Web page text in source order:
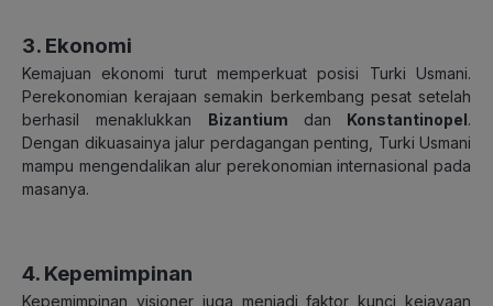
3. Ekonomi
Kemajuan ekonomi turut memperkuat posisi Turki Usmani.
Perekonomian kerajaan semakin berkembang pesat setelah
berhasil menaklukkan Bizantium dan Konstantinopel.
Dengan dikuasainya jalur perdagangan penting, Turki Usmani
mampu mengendalikan alur perekonomian internasional pada
masanya.
4. Kepemimpinan
Kepemimpinan visioner juga menjadi faktor kunci kejayaan